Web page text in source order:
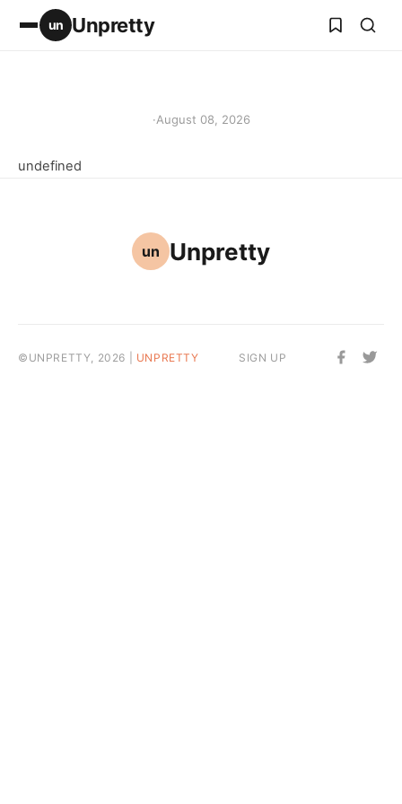
un Unpretty
·August 08, 2026
undefined
un Unpretty
©UNPRETTY, 2026 | UNPRETTY SIGN UP